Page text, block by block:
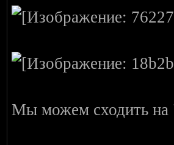
Мы можем сходить на